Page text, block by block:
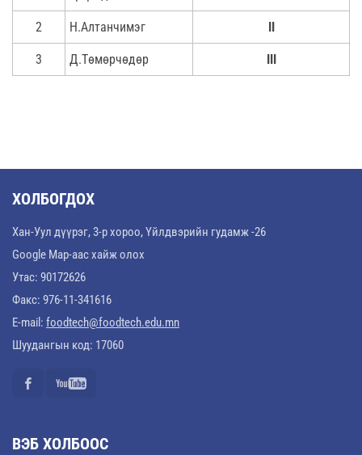
2 Н.Алтанчимэг
3 Д.Төмөрчөдөр
ХОЛБОГДОХ
Хан-Уул дүүрэг, 3-р хороо, Үйлдвэрийн гудамж -26
Google Map-аас хайж олох
Утас: 90172626
Факс: 976-11-341616
E-mail: foodtech@foodtech.edu.mn
Шуудангын код: 17060
ВЭБ ХОЛБООС